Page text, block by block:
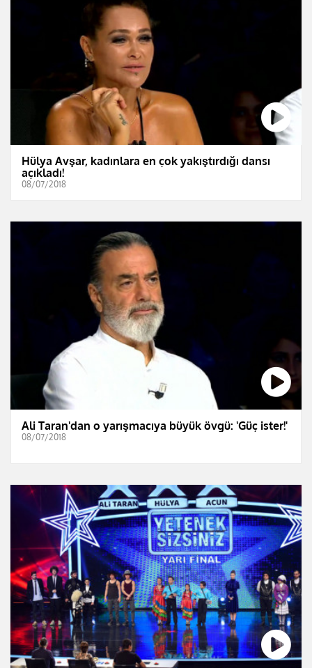
Hülya Avşar, kadınlara en çok yakıştırdığı dansı
açıkladı!
08/07/2018
Ali Taran'dan o yarışmacıya büyük övgü: 'Güç ister!'
08/07/2018